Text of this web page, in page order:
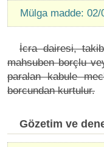
Mülga madde:
İcra dairesi,
mahsuben borçlu
paralan kabule
borcundan kurtulur.
Gözetim ve